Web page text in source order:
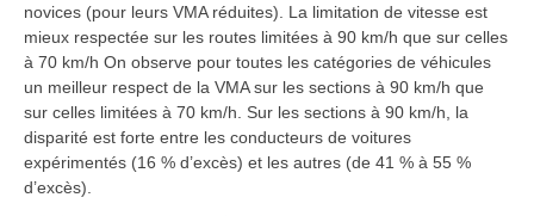
novices (pour leurs VMA réduites). La limitation de vitesse est
mieux respectée sur les routes limitées à 90 km/h que sur celles
à 70 km/h On observe pour toutes les catégories de véhicules
un meilleur respect de la VMA sur les sections à 90 km/h que
sur celles limitées à 70 km/h. Sur les sections à 90 km/h, la
disparité est forte entre les conducteurs de voitures
expérimentés (16 % d’excès) et les autres (de 41 % à 55 %
d’excès).